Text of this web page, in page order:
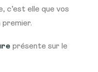
c’est elle que vos
présente sur le